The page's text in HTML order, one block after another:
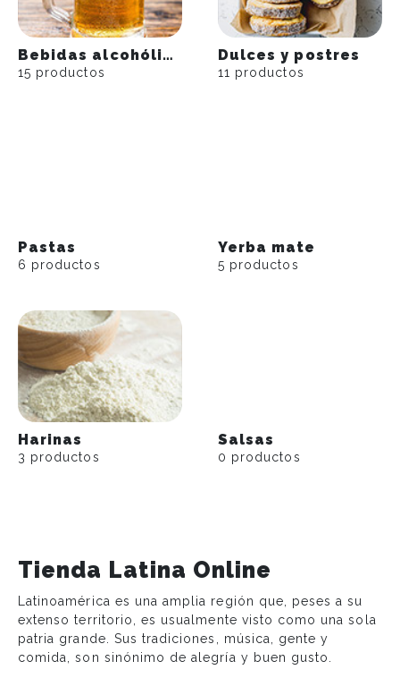
Bebidas alcohólicas
15 productos
Dulces y postres
11 productos
Pastas
6 productos
Yerba mate
5 productos
Harinas
3 productos
Salsas
0 productos
Tienda Latina Online
Latinoamérica es una amplia región que, peses a su
extenso territorio, es usualmente visto como una sola
patria grande. Sus tradiciones, música, gente y
comida, son sinónimo de alegría y buen gusto.